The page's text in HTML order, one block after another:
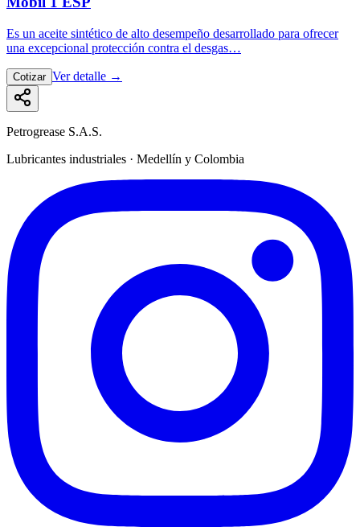
Es un aceite sintético de alto desempeño desarrollado para ofrecer
una excepcional protección contra el desgas…
Cotizar Ver detalle →
Petrogrease S.A.S.
Lubricantes industriales · Medellín y Colombia